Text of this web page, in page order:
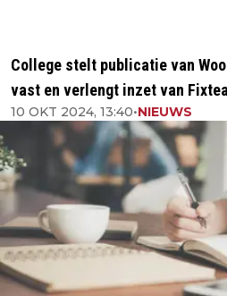
College stelt publicatie van
vast en verlengt inzet van
10 OKT 2024, 13:40•NIEUWS